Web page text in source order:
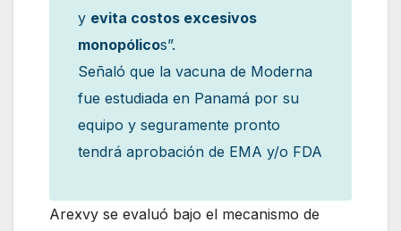
y evita costos excesivos
monopólicos”.
Señaló que la vacuna de Moderna
fue estudiada en Panamá por su
equipo y seguramente pronto
tendrá aprobación de EMA y/o FDA
Arexvy se evaluó bajo el mecanismo de